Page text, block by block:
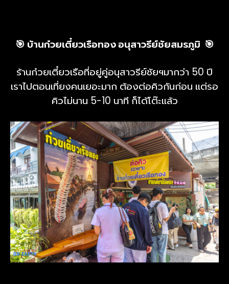
🎯 บ้านก๋วยเตี๋ยวเรือทอง อนุสาวรีย์ชัยสมรภูมิ 🎯
ร้านก๋วยเตี๋ยวเรือที่อยู่คู่อนุสาวรีย์ชัยฯมากว่า 50 ปี
เราไปตอนเที่ยงคนเยอะมาก ต้องต่อคิวกันก่อน แต่รอ
คิวไม่นาน 5-10 นาที ก็ได้โต๊ะแล้ว